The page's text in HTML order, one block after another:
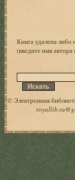
Книга удалена либо
(введите имя автора
© Электронная